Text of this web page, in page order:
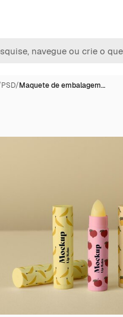
PSD/Maquete de embalagem…